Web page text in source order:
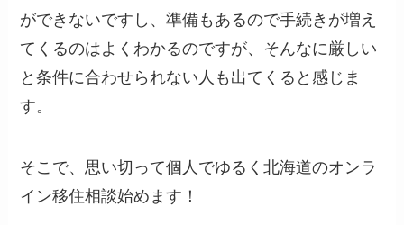
ができないですし、準備もあるので手続きが増え
てくるのはよくわかるのですが、そんなに厳しい
と条件に合わせられない人も出てくると感じま
す。
そこで、思い切って個人でゆるく北海道のオンラ
イン移住相談始めます！